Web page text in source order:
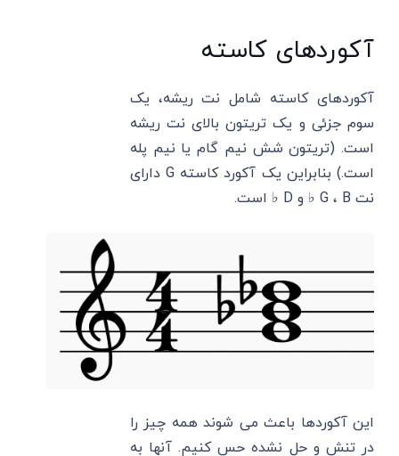
آکوردهای کاسته
آکوردهای کاسته شامل نت ریشه، یک
سوم جزئی و یک تریتون بالای نت ریشه
است. (تریتون شش نیم گام یا نیم پله
است.) بنابراین یک آکورد کاسته G دارای
نت G ، B ♭ و D ♭ است.
این آکوردها باعث می شوند همه چیز را
در تنش و حل نشده حس کنیم. آنها به